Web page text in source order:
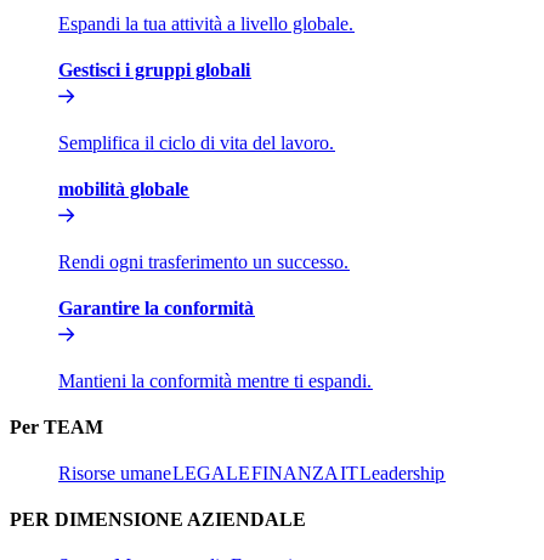
Espandi la tua attività a livello globale.​​
Gestisci i gruppi globali​​
Semplifica il ciclo di vita del lavoro.​​
mobilità globale​​
Rendi ogni trasferimento un successo.​​
Garantire la conformità​​
Mantieni la conformità mentre ti espandi.​​
Per TEAM​​
Risorse umane​​LEGALE​​FINANZA​​IT​​Leadership​​
PER DIMENSIONE AZIENDALE​​